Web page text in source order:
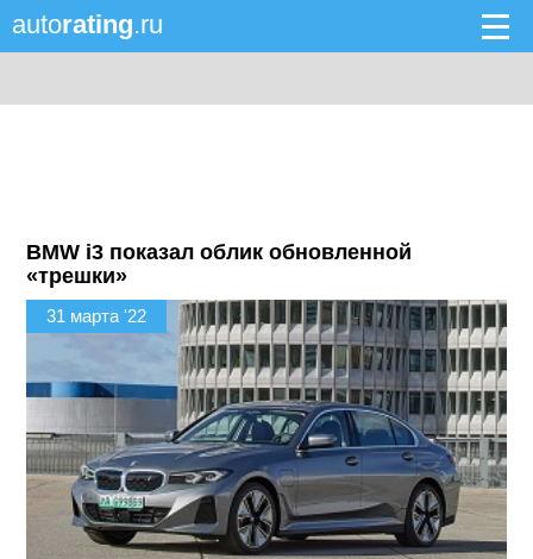
autorating.ru
BMW i3 показал облик обновленной
«трешки»
31 марта '22